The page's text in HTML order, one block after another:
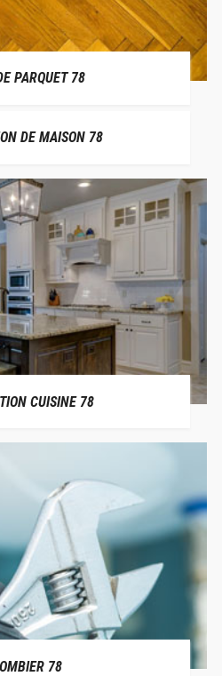
PARQUET 78
DE MAISON 78
CUISINE 78
78